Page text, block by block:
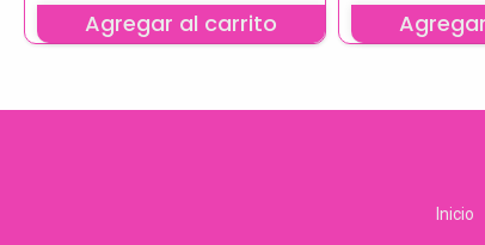
Agregar al carrito
Inicio